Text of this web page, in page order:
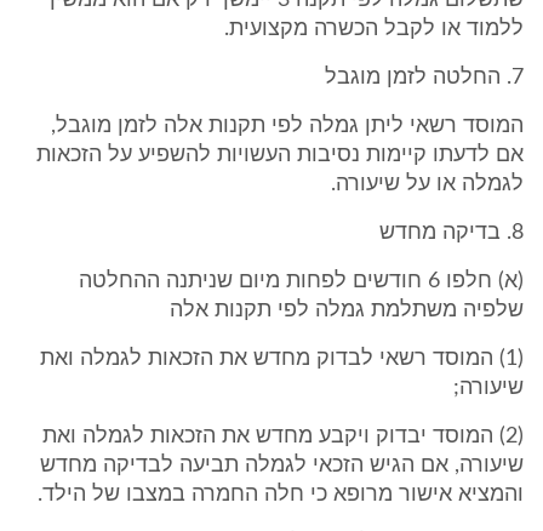
ללמוד או לקבל הכשרה מקצועית.
7. החלטה לזמן מוגבל
המוסד רשאי ליתן גמלה לפי תקנות אלה לזמן מוגבל,
אם לדעתו קיימות נסיבות העשויות להשפיע על הזכאות
לגמלה או על שיעורה.
8. בדיקה מחדש
(א) חלפו 6 חודשים לפחות מיום שניתנה ההחלטה
שלפיה משתלמת גמלה לפי תקנות אלה
(1) המוסד רשאי לבדוק מחדש את הזכאות לגמלה ואת
שיעורה;
(2) המוסד יבדוק ויקבע מחדש את הזכאות לגמלה ואת
שיעורה, אם הגיש הזכאי לגמלה תביעה לבדיקה מחדש
והמציא אישור מרופא כי חלה החמרה במצבו של הילד.